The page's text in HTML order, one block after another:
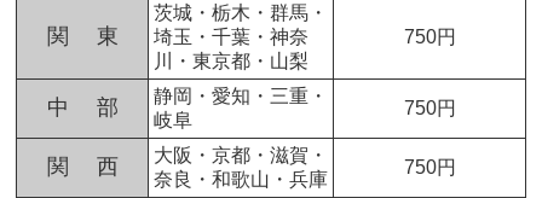
関 東
茨城・栃木・群馬・
埼玉・千葉・神奈
川・東京都・山梨
750円
中 部
静岡・愛知・三重・
岐阜
750円
関 西
大阪・京都・滋賀・
奈良・和歌山・兵庫
750円